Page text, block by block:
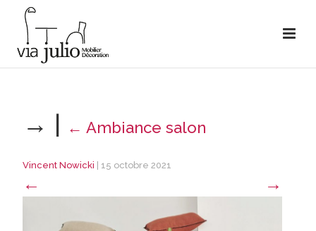
→ | ← Ambiance salon
Vincent Nowicki 15 octobre 2021
← →